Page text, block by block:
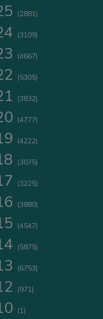
(2881)
(3109)
(4667)
(5305)
(3832)
(4777)
(4222)
(3075)
(3225)
(3880)
(4547)
(5875)
(6753)
(971)
(1)